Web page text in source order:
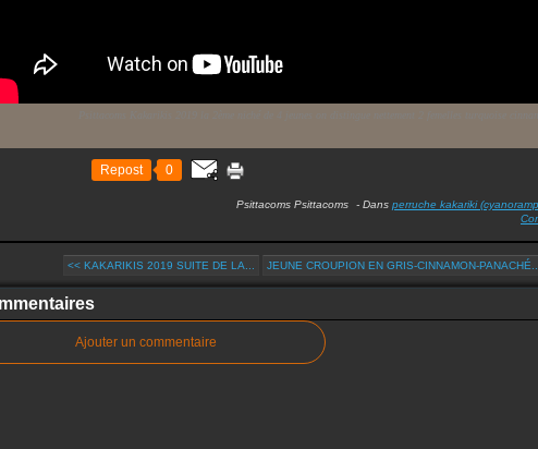
Repost 0
Psittacoms Psittacoms - Dans perruche kakariki
<< KAKARIKIS 2019 SUITE DE LA... JEUNE CROUPION EN GRIS-CINNAMON-
Ajouter un commentaire